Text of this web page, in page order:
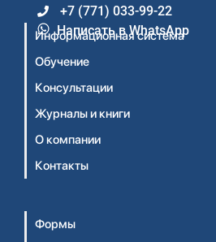
+7 (771) 033-99-22
Написать в WhatsApp
Информационная система
Обучение
Консультации
Журналы и книги
О компании
Контакты
Формы